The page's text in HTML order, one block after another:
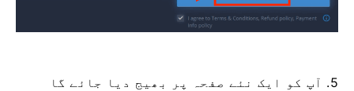
5. آپ کو ایک نئے صفحہ پر بھیج دیا جائے گا